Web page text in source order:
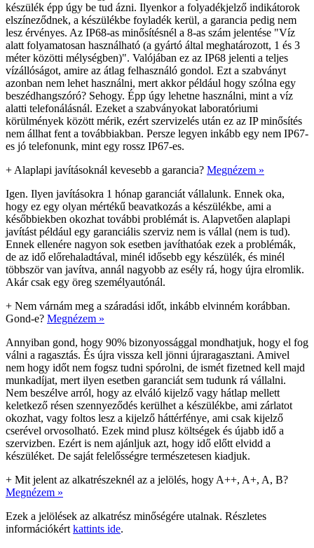
készülék épp úgy be tud ázni. Ilyenkor a folyadékjelző indikátorok
elszíneződnek, a készülékbe foyladék kerül, a garancia pedig nem
lesz érvényes. Az IP68-as minősítésnél a 8-as szám jelentése "Víz
alatt folyamatosan használható (a gyártó által meghatározott, 1 és 3
méter közötti mélységben)". Valójában ez az IP68 jelenti a teljes
vízállóságot, amire az átlag felhasználó gondol. Ezt a szabványt
azonban nem lehet használni, mert akkor például hogy szólna egy
beszédhangszóró? Sehogy. Épp úgy lehetne használni, mint a víz
alatti telefonálásnál. Ezeket a szabványokat laboratóriumi
körülmények között mérik, ezért szervizelés után ez az IP minősítés
nem állhat fent a továbbiakban. Persze legyen inkább egy nem IP67-
es jó telefonunk, mint egy rossz IP67-es.
+ Alaplapi javításoknál kevesebb a garancia? Megnézem »
Igen. Ilyen javításokra 1 hónap garanciát vállalunk. Ennek oka,
hogy ez egy olyan mértékű beavatkozás a készülékbe, ami a
későbbiekben okozhat további problémát is. Alapvetően alaplapi
javítást például egy garanciális szerviz nem is vállal (nem is tud).
Ennek ellenére nagyon sok esetben javíthatóak ezek a problémák,
de az idő előrehaladtával, minél idősebb egy készülék, és minél
többször van javítva, annál nagyobb az esély rá, hogy újra elromlik.
Akár csak egy öreg személyautónál.
+ Nem várnám meg a száradási időt, inkább elvinném korábban.
Gond-e? Megnézem »
Annyiban gond, hogy 90% bizonyossággal mondhatjuk, hogy el fog
válni a ragasztás. És újra vissza kell jönni újraragasztani. Amivel
nem hogy időt nem fogsz tudni spórolni, de ismét fizetned kell majd
munkadíjat, mert ilyen esetben garanciát sem tudunk rá vállalni.
Nem beszélve arról, hogy az elváló kijelző vagy hátlap mellett
keletkező résen szennyeződés kerülhet a készülékbe, ami zárlatot
okozhat, vagy foltos lesz a kijelző háttérfénye, ami csak kijelző
cserével orvosolható. Ezek mind plusz költségek és újabb idő a
szervizben. Ezért is nem ajánljuk azt, hogy idő előtt elvidd a
készüléket. De saját felelősségre természetesen kiadjuk.
+ Mit jelent az alkatrészeknél az a jelölés, hogy A++, A+, A, B?
Megnézem »
Ezek a jelölések az alkatrész minőségére utalnak. Részletes
információkért kattints ide.